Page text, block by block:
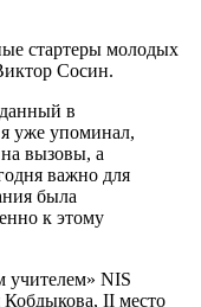
стартеры молодых
Сосин.
в
я уже упоминал,
вызовы, а
важно для
была
к этому
NIS
II место